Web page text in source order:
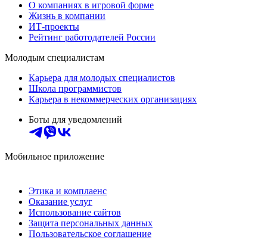
О компаниях в игровой форме
Жизнь в компании
ИТ-проекты
Рейтинг работодателей России
Молодым специалистам
Карьера для молодых специалистов
Школа программистов
Карьера в некоммерческих организациях
Боты для уведомлений
Мобильное приложение
Этика и комплаенс
Оказание услуг
Использование сайтов
Защита персональных данных
Пользовательское соглашение